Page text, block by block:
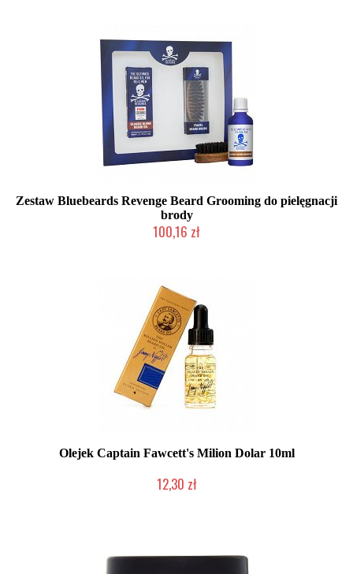
Zestaw Bluebeards Revenge Beard Grooming do pielęgnacji
brody
100,16 zł
Olejek Captain Fawcett's Milion Dolar 10ml
12,30 zł